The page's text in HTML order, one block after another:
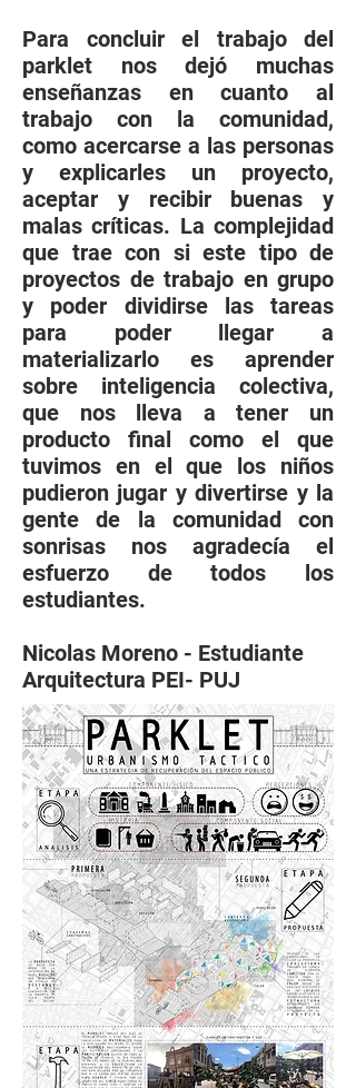
Para concluir el trabajo del
parklet nos dejó muchas
enseñanzas en cuanto al
trabajo con la comunidad,
como acercarse a las personas
y explicarles un proyecto,
aceptar y recibir buenas y
malas críticas. La complejidad
que trae con si este tipo de
proyectos de trabajo en grupo
y poder dividirse las tareas
para poder llegar a
materializarlo es aprender
sobre inteligencia colectiva,
que nos lleva a tener un
producto final como el que
tuvimos en el que los niños
pudieron jugar y divertirse y la
gente de la comunidad con
sonrisas nos agradecía el
esfuerzo de todos los
estudiantes.
Nicolas Moreno - Estudiante
Arquitectura PEI- PUJ